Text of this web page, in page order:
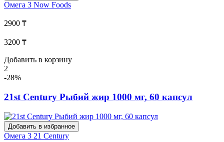
Омега 3 Now Foods
2900 ₸
3200 ₸
Добавить в корзину
2
-28%
21st Century Рыбий жир 1000 мг, 60 капсул
Добавить в избранное
Омега 3 21 Century